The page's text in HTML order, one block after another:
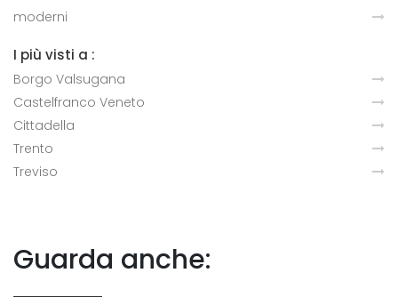
moderni
I più visti a :
Borgo Valsugana
Castelfranco Veneto
Cittadella
Trento
Treviso
Guarda anche: